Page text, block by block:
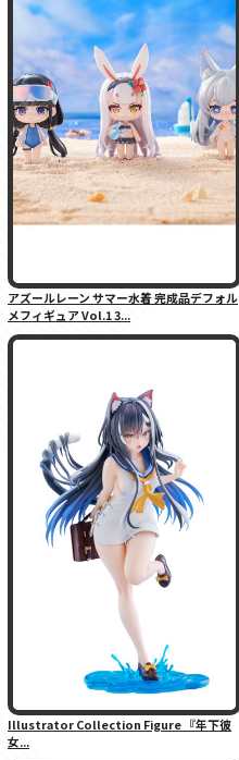
アズールレーン サマー水着 完成品デフォル
メフィギュア Vol.1 3...
Illustrator Collection Figure 『年下彼
女...